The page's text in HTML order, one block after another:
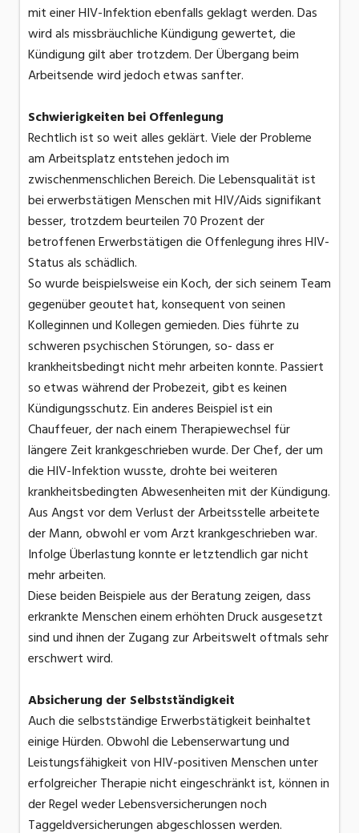
mit einer HIV-Infektion ebenfalls geklagt werden. Das
wird als missbräuchliche Kündigung gewertet, die
Kündigung gilt aber trotzdem. Der Übergang beim
Arbeitsende wird jedoch etwas sanfter.
Schwierigkeiten bei Offenlegung
Rechtlich ist so weit alles geklärt. Viele der Probleme
am Arbeitsplatz entstehen jedoch im
zwischenmenschlichen Bereich. Die Lebensqualität ist
bei erwerbstätigen Menschen mit HIV/Aids signifikant
besser, trotzdem beurteilen 70 Prozent der
betroffenen Erwerbstätigen die Offenlegung ihres HIV-
Status als schädlich.
So wurde beispielsweise ein Koch, der sich seinem Team
gegenüber geoutet hat, konsequent von seinen
Kolleginnen und Kollegen gemieden. Dies führte zu
schweren psychischen Störungen, so- dass er
krankheitsbedingt nicht mehr arbeiten konnte. Passiert
so etwas während der Probezeit, gibt es keinen
Kündigungsschutz. Ein anderes Beispiel ist ein
Chauffeuer, der nach einem Therapiewechsel für
längere Zeit krankgeschrieben wurde. Der Chef, der um
die HIV-Infektion wusste, drohte bei weiteren
krankheitsbedingten Abwesenheiten mit der Kündigung.
Aus Angst vor dem Verlust der Arbeitsstelle arbeitete
der Mann, obwohl er vom Arzt krankgeschrieben war.
Infolge Überlastung konnte er letztendlich gar nicht
mehr arbeiten.
Diese beiden Beispiele aus der Beratung zeigen, dass
erkrankte Menschen einem erhöhten Druck ausgesetzt
sind und ihnen der Zugang zur Arbeitswelt oftmals sehr
erschwert wird.
Absicherung der Selbstständigkeit
Auch die selbstständige Erwerbstätigkeit beinhaltet
einige Hürden. Obwohl die Lebenserwartung und
Leistungsfähigkeit von HIV-positiven Menschen unter
erfolgreicher Therapie nicht eingeschränkt ist, können in
der Regel weder Lebensversicherungen noch
Taggeldversicherungen abgeschlossen werden.